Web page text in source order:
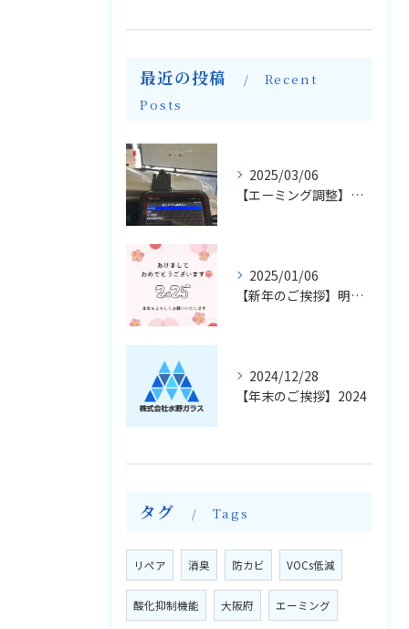
最近の投稿
Recent
Posts
2025/03/06
【エーミング調整】輸入車のフロントガラス交換とエーミングについて
2025/01/06
【新年のご挨拶】明けましておめでとうございます
2024/12/28
【年末のご挨拶】2024
タグ Tags
リペア 消臭 防カビ VOCs低減
酸化抑制機能 大阪府 エーミング